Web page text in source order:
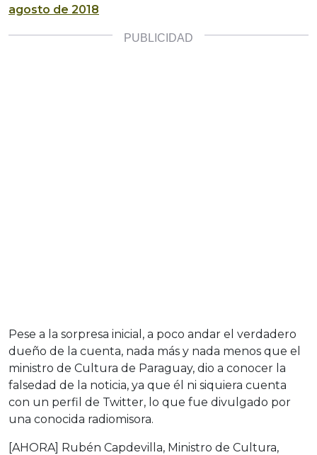
agosto de 2018
Pese a la sorpresa inicial, a poco andar el verdadero
dueño de la cuenta, nada más y nada menos que el
ministro de Cultura de Paraguay, dio a conocer la
falsedad de la noticia, ya que él ni siquiera cuenta
con un perfil de Twitter, lo que fue divulgado por
una conocida radiomisora.
[AHORA] Rubén Capdevilla, Ministro de Cultura,